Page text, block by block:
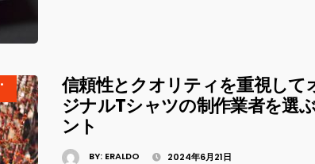
•
信頼性とクオリティを重視して
ジナルTシャツの制作業者を選
ント
BY: ERALDO 2024年6月21日